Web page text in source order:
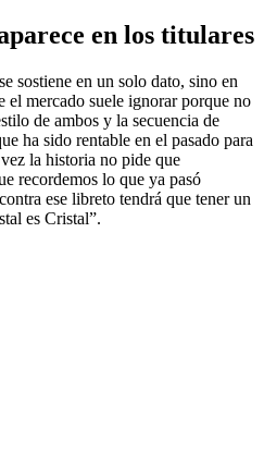
en los titulares
sostiene en un solo dato, sino en
el mercado suele ignorar porque no
de ambos y la secuencia de
ha sido rentable en el pasado para
la historia no pide que
recordemos lo que ya pasó
ese libreto tendrá que tener un
es Cristal”.